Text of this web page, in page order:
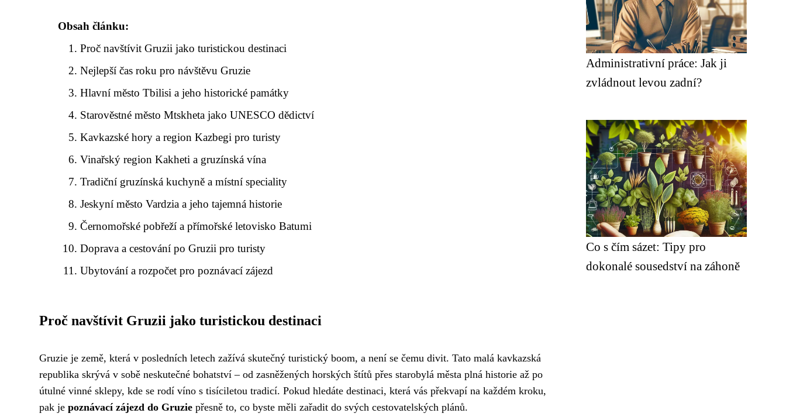
Obsah článku:
Proč navštívit Gruzii jako turistickou destinaci
Nejlepší čas roku pro návštěvu Gruzie
Hlavní město Tbilisi a jeho historické památky
Starověstné město Mtskheta jako UNESCO dědictví
Kavkazské hory a region Kazbegi pro turisty
Vinařský region Kakheti a gruzínská vína
Tradiční gruzínská kuchyně a místní speciality
Jeskyní město Vardzia a jeho tajemná historie
Černomořské pobřeží a přímořské letovisko Batumi
Doprava a cestování po Gruzii pro turisty
Ubytování a rozpočet pro poznávací zájezd
Proč navštívit Gruzii jako turistickou destinaci
Gruzie je země, která v posledních letech zažívá skutečný turistický boom, a není se čemu divit. Tato malá kavkazská
republika skrývá v sobě neskutečné bohatství – od zasněžených horských štítů přes starobylá města plná historie až po
útulné vinné sklepy, kde se rodí víno s tisíciletou tradicí. Pokud hledáte destinaci, která vás překvapí na každém kroku,
pak je poznávací zájezd do Gruzie přesně to, co byste měli zařadit do svých cestovatelských plánů.
Administrativní práce: Jak ji
zvládnout levou zadní?
Co s čím sázet: Tipy pro
dokonalé sousedství na záhoně